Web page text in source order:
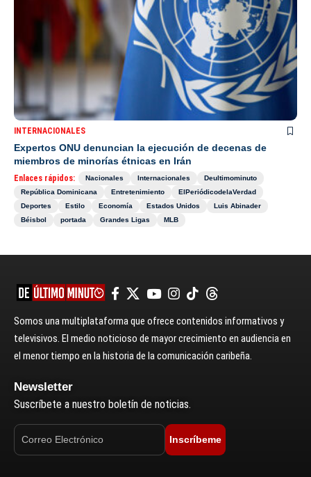
INTERNACIONALES
Expertos ONU denuncian la ejecución de decenas de
miembros de minorías étnicas en Irán
Enlaces rápidos: Nacionales Internacionales
Deultimominuto
República Dominicana
Entretenimiento
ElPeriódicodelaVerdad
Deportes
Estilo Economía Estados Unidos
Luis Abinader
Béisbol
portada Grandes Ligas MLB
Somos una multiplataforma que ofrece contenidos informativos y
televisivos. El medio noticioso de mayor crecimiento en audiencia en
el menor tiempo en la historia de la comunicación caribeña.
Newsletter
Suscríbete a nuestro boletín de noticias.
Inscríbeme